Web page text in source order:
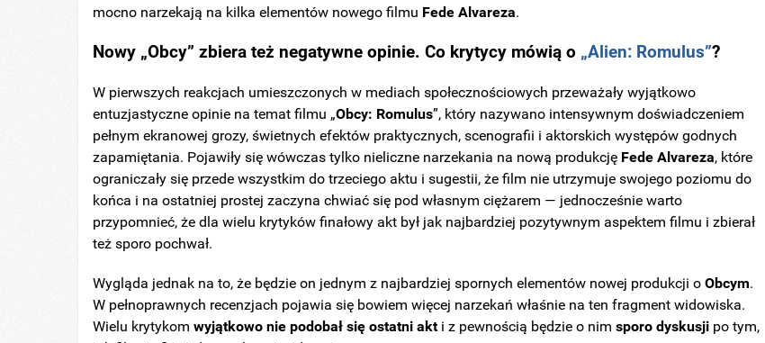
mocno narzekają na kilka elementów nowego filmu Fede Alvareza.
Nowy „Obcy” zbiera też negatywne opinie. Co krytycy mówią o „Alien: Romulus”?
W pierwszych reakcjach umieszczonych w mediach społecznościowych przeważały wyjątkowo
entuzjastyczne opinie na temat filmu „Obcy: Romulus”, który nazywano intensywnym doświadczeniem
pełnym ekranowej grozy, świetnych efektów praktycznych, scenografii i aktorskich występów godnych
zapamiętania. Pojawiły się wówczas tylko nieliczne narzekania na nową produkcję Fede Alvareza, które
ograniczały się przede wszystkim do trzeciego aktu i sugestii, że film nie utrzymuje swojego poziomu do
końca i na ostatniej prostej zaczyna chwiać się pod własnym ciężarem — jednocześnie warto
przypomnieć, że dla wielu krytyków finałowy akt był jak najbardziej pozytywnym aspektem filmu i zbierał
też sporo pochwał.
Wygląda jednak na to, że będzie on jednym z najbardziej spornych elementów nowej produkcji oObcym.
W pełnoprawnych recenzjach pojawia się bowiem więcej narzekań właśnie na ten fragment widowiska.
Wielu krytykomwyjątkowo nie podobał się ostatni akti z pewnością będzie o nimsporo dyskusji po tym,